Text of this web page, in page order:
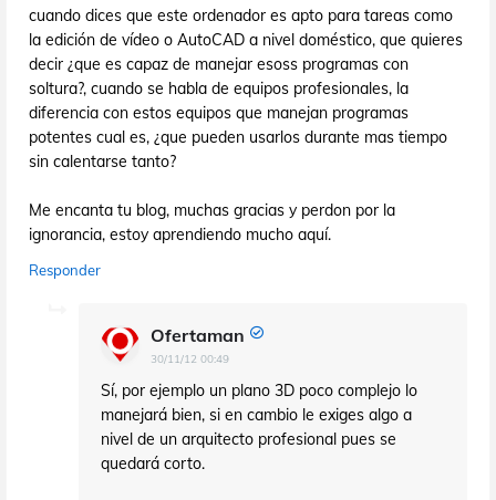
cuando dices que este ordenador es apto para tareas como
la edición de vídeo o AutoCAD a nivel doméstico, que quieres
decir ¿que es capaz de manejar esoss programas con
soltura?, cuando se habla de equipos profesionales, la
diferencia con estos equipos que manejan programas
potentes cual es, ¿que pueden usarlos durante mas tiempo
sin calentarse tanto?
Me encanta tu blog, muchas gracias y perdon por la
ignorancia, estoy aprendiendo mucho aquí.
Responder
Ofertaman
30/11/12 00:49
Sí, por ejemplo un plano 3D poco complejo lo
manejará bien, si en cambio le exiges algo a
nivel de un arquitecto profesional pues se
quedará corto.